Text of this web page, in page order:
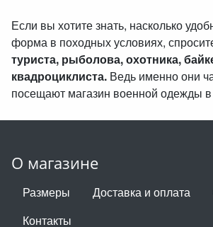
Если вы хотите знать, насколько
форма в походных условиях,
туриста, рыболова, охотника,
квадроциклиста. Ведь именно они
посещают магазин военной одежды
О магазине
Размеры Доставка и оплата
Контакты